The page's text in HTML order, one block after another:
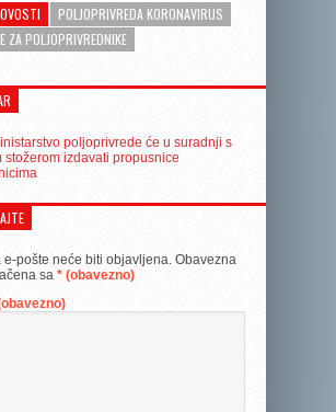
POLJOPRIVREDA KORONAVIRUS
ZA POLJOPRIVREDNIKE
poljoprivrede će u suradnji s
stožerom izdavati propusnice
e-pošte neće biti objavljena. Obavezna
sa * (obavezno)